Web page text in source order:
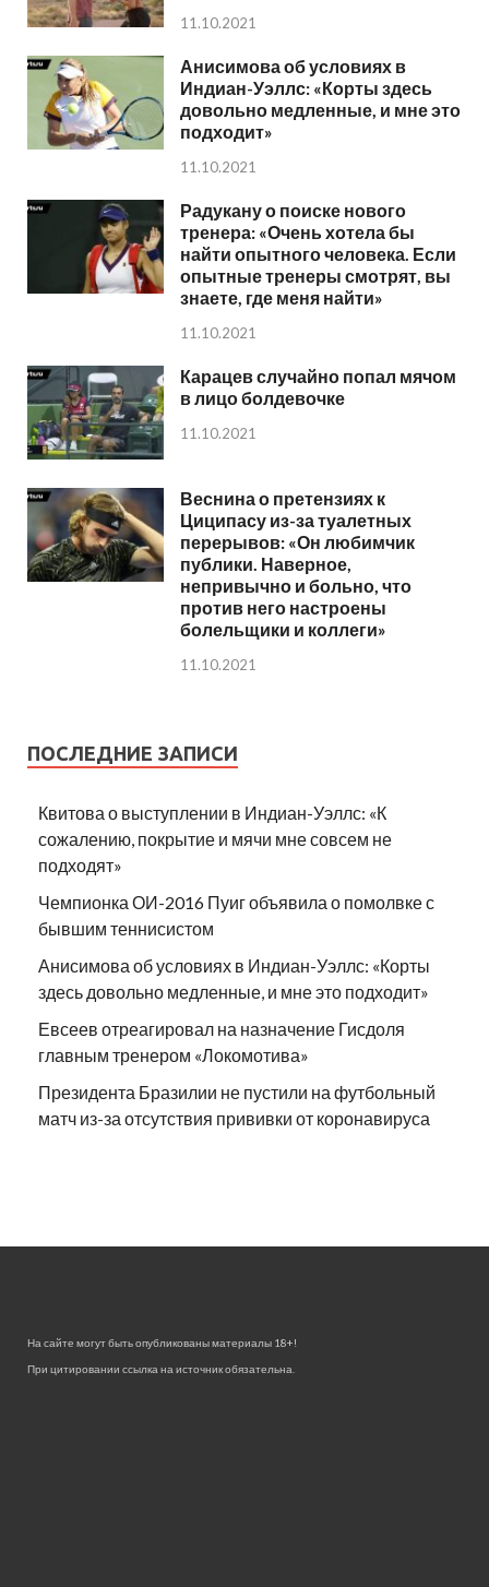
11.10.2021
Анисимова об условиях в
Индиан-Уэллс: «Корты здесь
довольно медленные, и мне это
подходит»
11.10.2021
Радукану о поиске нового
тренера: «Очень хотела бы
найти опытного человека. Если
опытные тренеры смотрят, вы
знаете, где меня найти»
11.10.2021
Карацев случайно попал мячом
в лицо болдевочке
11.10.2021
Веснина о претензиях к
Циципасу из-за туалетных
перерывов: «Он любимчик
публики. Наверное,
непривычно и больно, что
против него настроены
болельщики и коллеги»
11.10.2021
ПОСЛЕДНИЕ ЗАПИСИ
Квитова о выступлении в Индиан-Уэллс: «К
сожалению, покрытие и мячи мне совсем не
подходят»
Чемпионка ОИ-2016 Пуиг объявила о помолвке с
бывшим теннисистом
Анисимова об условиях в Индиан-Уэллс: «Корты
здесь довольно медленные, и мне это подходит»
Евсеев отреагировал на назначение Гисдоля
главным тренером «Локомотива»
Президента Бразилии не пустили на футбольный
матч из-за отсутствия прививки от коронавируса
На сайте могут быть опубликованы материалы 18+!
При цитировании ссылка на источник обязательна.